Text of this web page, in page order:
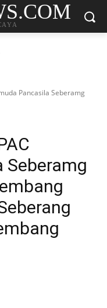
Pancasila Seberamg
Seberamg